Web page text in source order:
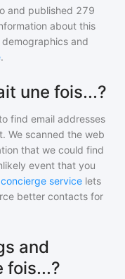
and published 279
about this
and
.
une fois...?
find email addresses
We scanned the web
that we could find
event that you
concierge service lets
better contacts for
and
fois...?